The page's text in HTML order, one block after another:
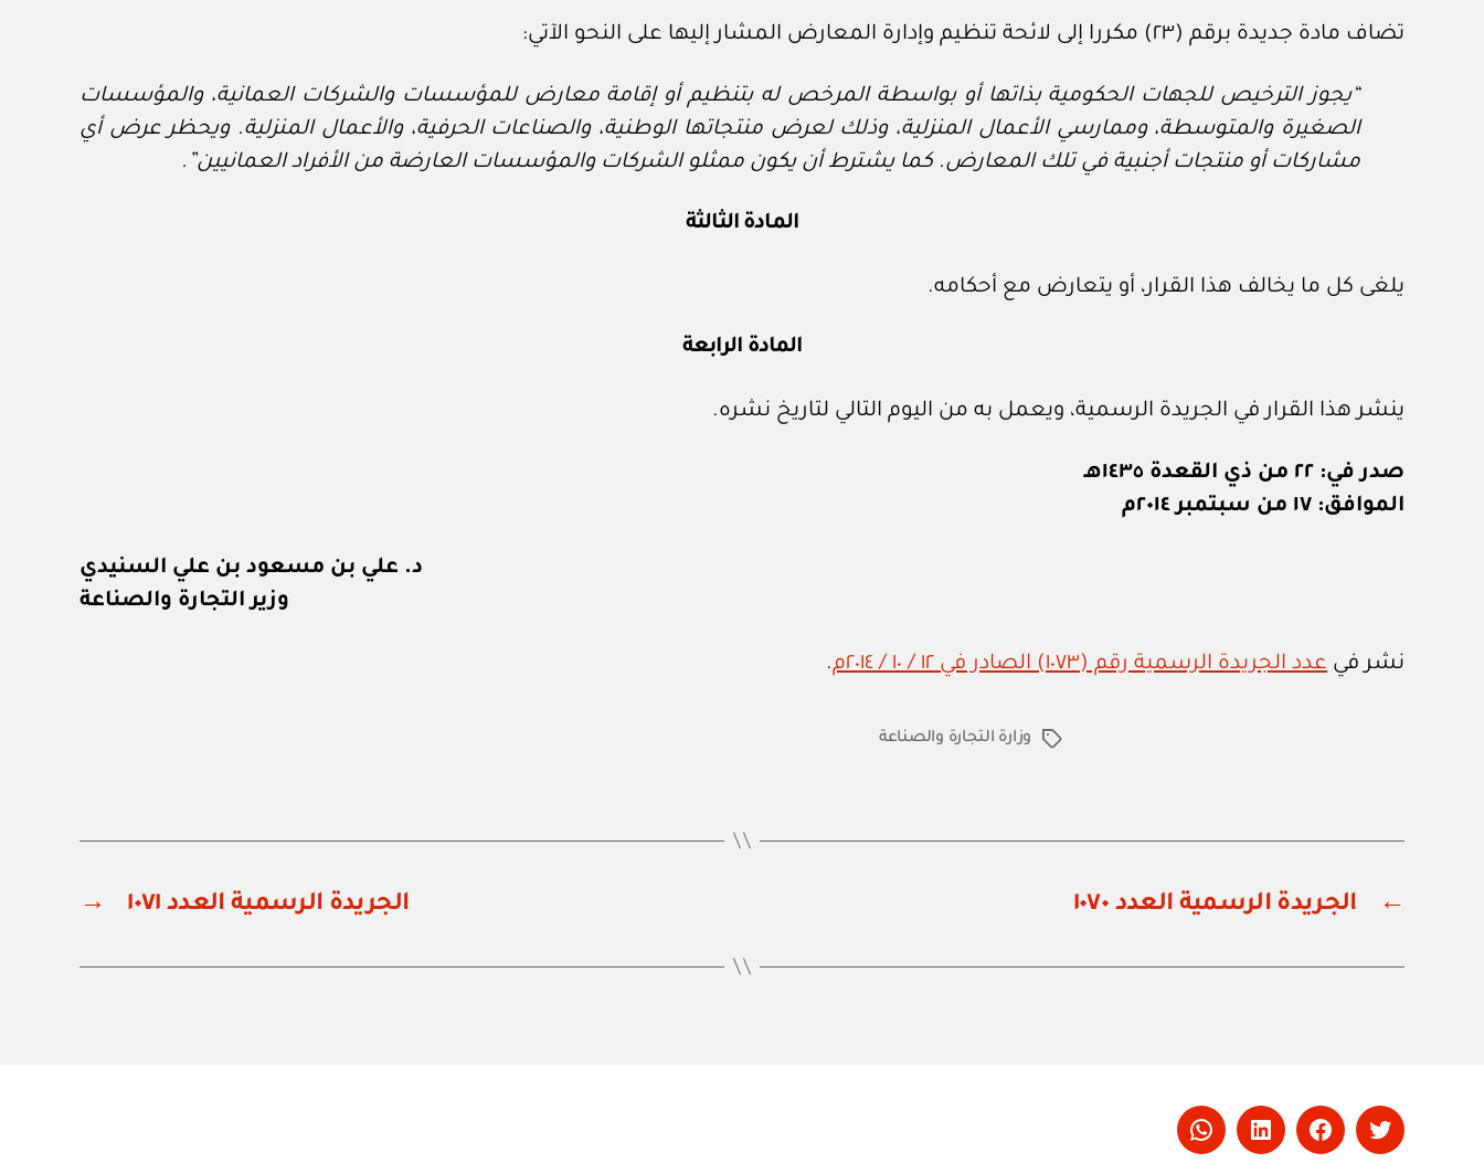
تضاف مادة جديدة برقم (٢٣) مكررا إلى لائحة تنظيم وإدارة المعارض المشار إليها على النحو الآتي:
“يجوز الترخيص للجهات الحكومية بذاتها أو بواسطة المرخص له بتنظيم أو إقامة معارض للمؤسسات والشركات العمانية، والمؤسسات
الصغيرة والمتوسطة، وممارسي الأعمال المنزلية، وذلك لعرض منتجاتها الوطنية، والصناعات الحرفية، والأعمال المنزلية. ويحظر عرض أي
مشاركات أو منتجات أجنبية في تلك المعارض. كما يشترط أن يكون ممثلو الشركات والمؤسسات العارضة من الأفراد العمانيين”.
المادة الثالثة
يلغى كل ما يخالف هذا القرار، أو يتعارض مع أحكامه.
المادة الرابعة
ينشر هذا القرار في الجريدة الرسمية، ويعمل به من اليوم التالي لتاريخ نشره.
صدر في: ٢٢ من ذي القعدة ١٤٣٥هـ
الموافق: ١٧ من سبتمبر ٢٠١٤م
د. علي بن مسعود بن علي السنيدي
وزير التجارة والصناعة
نشر في عدد الجريدة الرسمية رقم (١٠٧٣) الصادر في ١٢ / ١٠ / ٢٠١٤م .
الوسوموزارة التجارة والصناعة
← الجريدة الرسمية العدد ١٠٧٠ → الجريدة الرسمية العدد ١٠٧١
Twitter
Facebook
LinkedIn
Whatsapp